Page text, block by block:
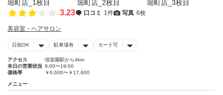
3.23 口コミ 1件 写真 6枚
美容室・ヘアサロン
日祝OK 駐車場有 カード可
アクセス
偕楽園駅から4km
本日の営業状況 9:00〜19:00
価格帯
￥6,600〜￥17,600
メニュー